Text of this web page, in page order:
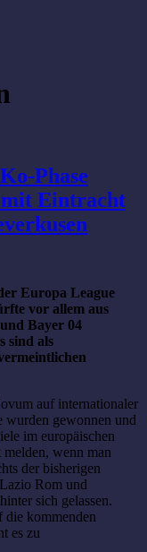
Phase
mit Eintracht
Europa League
vor allem aus
Bayer 04
sind als
auf internationaler
wurden gewonnen und
im europäischen
wenn man
der bisherigen
Rom und
sich gelassen.
die kommenden
es zu